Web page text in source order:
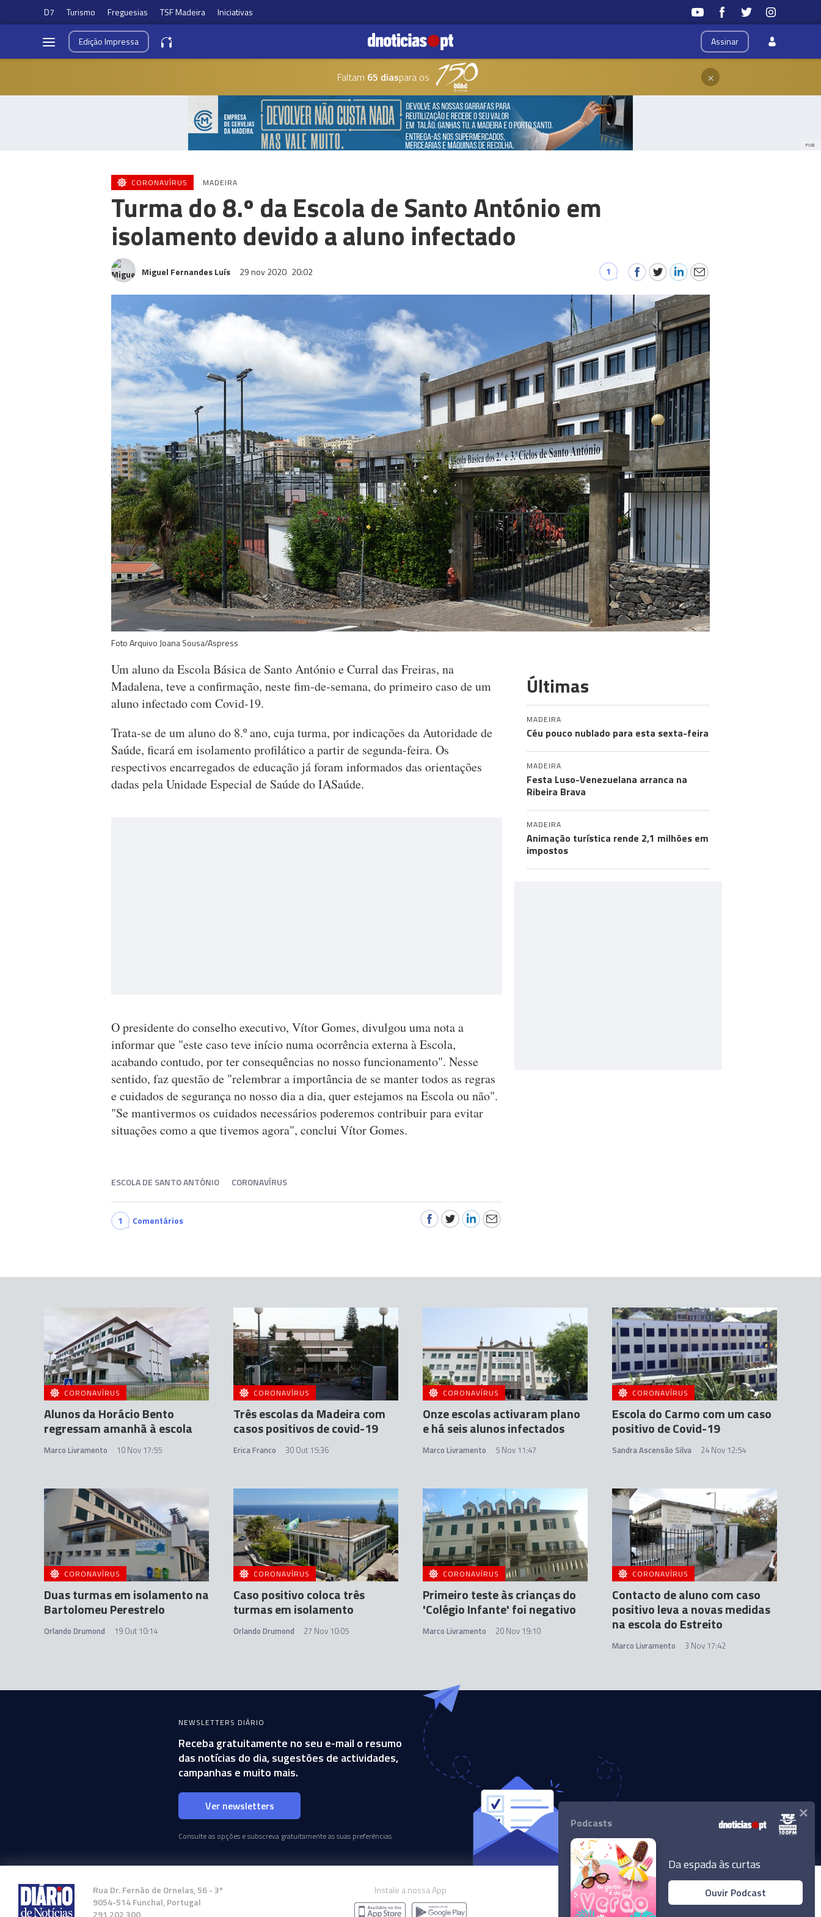
D7 Turismo Freguesias TSF Madeira Iniciativas
Assinar
EdiçãoImpressa
Faltam 65 diaspara os ×
PUB
CORONAVÍRUS MADEIRA
Turma do 8.º da Escola de Santo António em
isolamento devido a aluno infectado
Miguel Fernandes Luís 29 nov 2020 20:02 1
Foto Arquivo Joana Sousa/Aspress
Um aluno da Escola Básica de Santo António e Curral das Freiras, na
Madalena, teve a confirmação, neste fim-de-semana, do primeiro caso de um
aluno infectado com Covid-19.
Trata-se de um aluno do 8.º ano, cuja turma, por indicações da Autoridade de
Saúde, ficará em isolamento profilático a partir de segunda-feira. Os
respectivos encarregados de educação já foram informados das orientações
dadas pela Unidade Especial de Saúde do IASaúde.
O presidente do conselho executivo, Vítor Gomes, divulgou uma nota a
informar que "este caso teve início numa ocorrência externa à Escola,
acabando contudo, por ter consequências no nosso funcionamento". Nesse
sentido, faz questão de "relembrar a importância de se manter todos as regras
e cuidados de segurança no nosso dia a dia, quer estejamos na Escola ou não".
"Se mantivermos os cuidados necessários poderemos contribuir para evitar
situações como a que tivemos agora", conclui Vítor Gomes.
ESCOLA DE SANTO ANTÓNIO CORONAVÍRUS
1 Comentários
Últimas
MADEIRA
Céu pouco nublado para esta sexta-feira
MADEIRA
Festa Luso-Venezuelana arranca na
Ribeira Brava
MADEIRA
Animação turística rende 2,1 milhões em
impostos
CORONAVÍRUS
Alunos da Horácio Bento
regressam amanhã à escola
Marco Livramento 10 Nov 17:55
CORONAVÍRUS
Três escolas da Madeira com
casos positivos de covid-19
Erica Franco 30 Out 15:36
CORONAVÍRUS
Onze escolas activaram plano
e há seis alunos infectados
Marco Livramento 5 Nov 11:47
CORONAVÍRUS
Escola do Carmo com um caso
positivo de Covid-19
Sandra Ascensão Silva 24 Nov 12:54
CORONAVÍRUS
Duas turmas em isolamento na
Bartolomeu Perestrelo
Orlando Drumond 19 Out 10:14
CORONAVÍRUS
Caso positivo coloca três
turmas em isolamento
Orlando Drumond 27 Nov 10:05
CORONAVÍRUS
Primeiro teste às crianças do
'Colégio Infante' foi negativo
Marco Livramento 20 Nov 19:10
CORONAVÍRUS
Contacto de aluno com caso
positivo leva a novas medidas
na escola do Estreito
Marco Livramento 3 Nov 17:42
NEWSLETTERS DIÁRIO
Receba gratuitamente no seu e-mail o resumo
das notícias do dia, sugestões de actividades,
campanhas e muito mais.
Ver newsletters
Consulte as opções e subscreva gratuitamente as suas preferências.
Rua Dr. Fernão de Ornelas, 56 - 3º
9054-514 Funchal, Portugal
291 202 300
Instale a nossa App
© 2024 Empresa Diário de Notícias, Lda.
Podcasts
Da espada às curtas
Ouvir Podcast
×